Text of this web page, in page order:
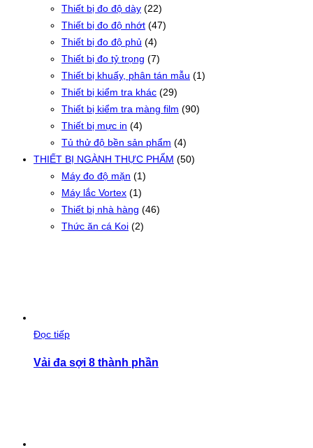
Thiết bị đo độ dày (22)
Thiết bị đo độ nhớt (47)
Thiết bị đo độ phủ (4)
Thiết bị đo tỷ trọng (7)
Thiết bị khuấy, phân tán mẫu (1)
Thiết bị kiểm tra khác (29)
Thiết bị kiểm tra màng film (90)
Thiết bị mực in (4)
Tủ thử độ bền sản phẩm (4)
THIẾT BỊ NGÀNH THỰC PHẨM (50)
Máy đo độ mặn (1)
Máy lắc Vortex (1)
Thiết bị nhà hàng (46)
Thức ăn cá Koi (2)
Đọc tiếp
Vải đa sợi 8 thành phần